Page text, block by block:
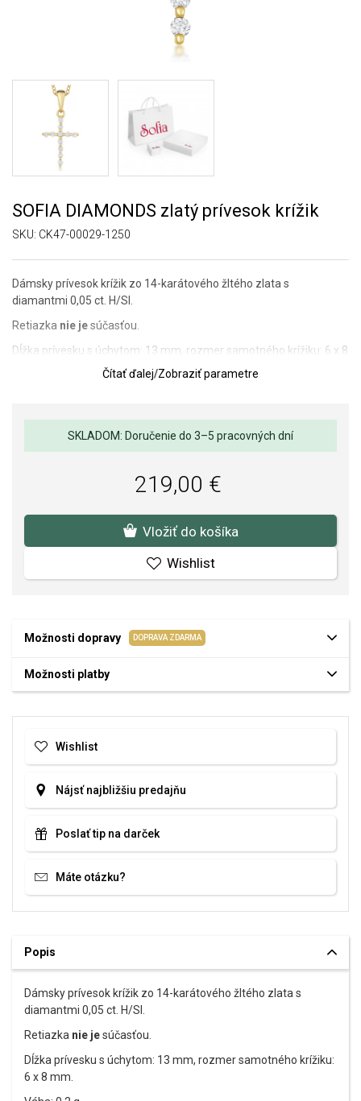
SOFIA DIAMONDS zlatý prívesok krížik
SKU: CK47-00029-1250
Dámsky prívesok krížik zo 14-karátového žltého zlata s
diamantmi 0,05 ct. H/SI.
Retiazka nie jesúčasťou.
Dĺžka prívesku s úchytom: 13 mm, rozmer samotného krížiku: 6 x 8
úprava a osadenie akostných kameňov a perál spĺňa náročné
Čítať ďalej/Zobraziť parametre
SKLADOM: Doručenie do 3–5 pracovných dní
219,00 €
Vložiť do košíka
Wishlist
Možnosti dopravy DOPRAVA ZDARMA
Možnosti platby
Wishlist
Nájsť najbližšiu predajňu
Poslať tip na darček
Máte otázku?
Popis
Dámsky prívesok krížik zo 14-karátového žltého zlata s
diamantmi 0,05 ct. H/SI.
Retiazka nie jesúčasťou.
Dĺžka prívesku s úchytom: 13 mm, rozmer samotného krížiku:
6 x 8 mm.